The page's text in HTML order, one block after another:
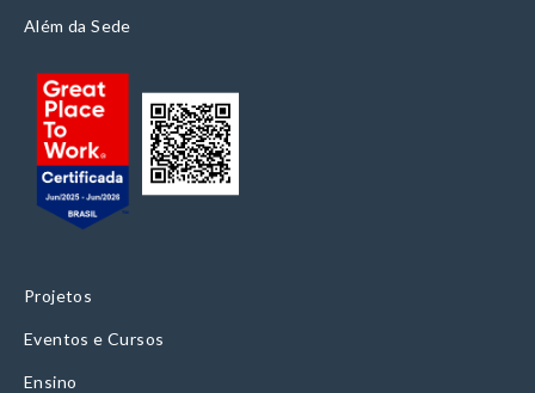
Além da Sede
Projetos
Eventos e Cursos
Ensino